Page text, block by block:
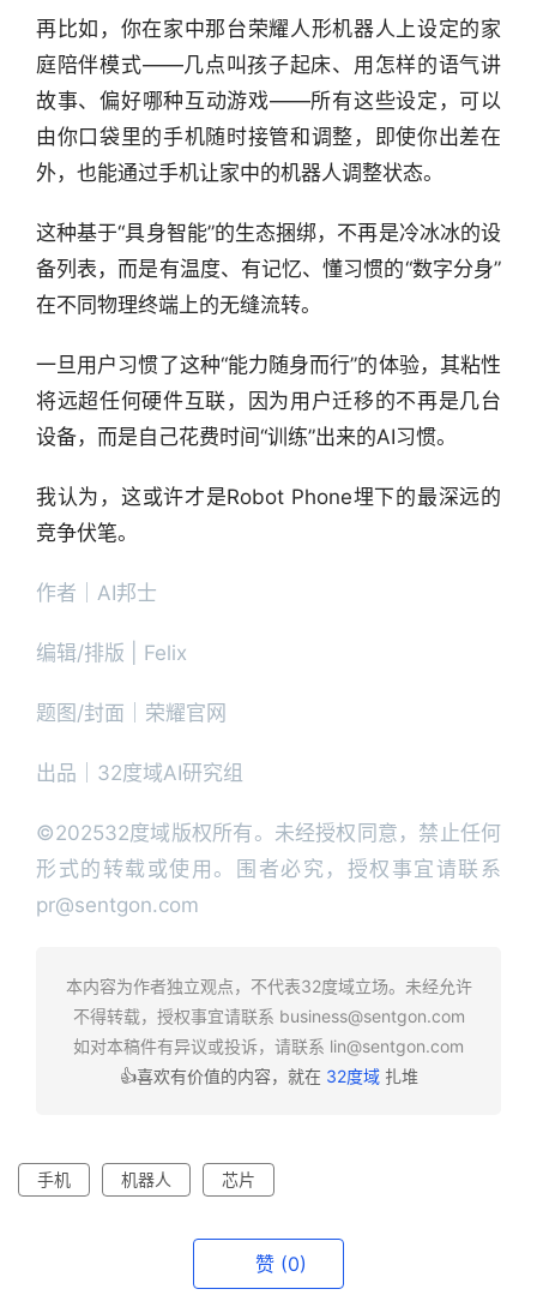
再比如，你在家中那台荣耀人形机器人上设定的家
庭陪伴模式——几点叫孩子起床、用怎样的语气讲
故事、偏好哪种互动游戏——所有这些设定，可以
由你口袋里的手机随时接管和调整，即使你出差在
外，也能通过手机让家中的机器人调整状态。
这种基于“具身智能”的生态捆绑，不再是冷冰冰的设
备列表，而是有温度、有记忆、懂习惯的“数字分身”
在不同物理终端上的无缝流转。
一旦用户习惯了这种“能力随身而行”的体验，其粘性
将远超任何硬件互联，因为用户迁移的不再是几台
设备，而是自己花费时间“训练”出来的AI习惯。
我认为，这或许才是Robot Phone埋下的最深远的
竞争伏笔。
作者｜AI邦士
编辑/排版 | Felix
题图/封面｜荣耀官网
出品｜32度域AI研究组
©202532度域版权所有。未经授权同意，禁止任何
形式的转载或使用。围者必究，授权事宜请联系
pr@sentgon.com
本内容为作者独立观点，不代表32度域立场。未经允许
不得转载，授权事宜请联系 business@sentgon.com
如对本稿件有异议或投诉，请联系 lin@sentgon.com
👍喜欢有价值的内容，就在 32度域扎堆
手机 机器人 芯片
赞 (0)